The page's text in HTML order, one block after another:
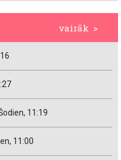
vairāk >
11:19
11:00